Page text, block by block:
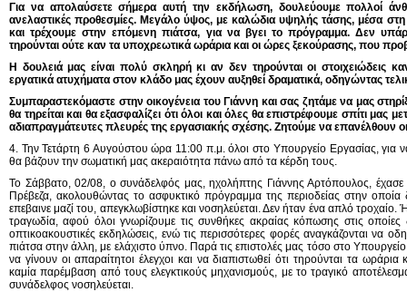
Για να απολαύσετε σήμερα αυτή την εκδήλωση, δουλεύουμε πολλοί
ανελαστικές προθεσμίες. Μεγάλο ύψος, με καλώδια υψηλής τάσης, μέσα στη
και τρέχουμε στην επόμενη πιάτσα, για να βγει το πρόγραμμα. Δεν
τηρούνται ούτε καν τα υποχρεωτικά ωράρια και οι ώρες ξεκούρασης, που
Η δουλειά μας είναι πολύ σκληρή κι αν δεν τηρούνται οι στοιχειώδεις
εργατικά ατυχήματα στον κλάδο μας έχουν αυξηθεί δραματικά, οδηγώντας
Συμπαραστεκόμαστε στην οικογένεια του Γιάννη και σας ζητάμε να μας
θα τηρείται και θα εξασφαλίζει ότι όλοι και όλες θα επιστρέφουμε σπίτι μας
αδιαπραγμάτευτες πλευρές της εργασιακής σχέσης. Ζητούμε να επανέλθουν
4. Την Τετάρτη 6 Αυγούστου ώρα 11:00 π.μ. όλοι στο Υπουργείο Εργασίας, για
θα βάζουν την σωματική μας ακεραιότητα πάνω από τα κέρδη τους.
Το Σάββατο, 02/08, ο συνάδελφός μας, ηχολήπτης Γιάννης Αρτόπουλος,
Πρέβεζα, ακολουθώντας το ασφυκτικό πρόγραμμα της περιοδείας στην
επεβαινε μαζί του, απεγκλωβίστηκε και νοσηλεύεται. Δεν ήταν ένα απλό
τραγωδία, αφού όλοι γνωρίζουμε τις συνθήκες ακραίας κόπωσης στις οποίες
οπτικοακουστικές εκδηλώσεις, ενώ τις περισσότερες φορές αναγκάζονται να
πιάτσα στην άλλη, με ελάχιστο ύπνο. Παρά τις επιστολές μας τόσο στο
να γίνουν οι απαραίτητοι έλεγχοι και να διαπιστωθεί ότι τηρούνται τα
καμία παρέμβαση από τους ελεγκτικούς μηχανισμούς, με το τραγικό
συνάδελφος νοσηλεύεται.